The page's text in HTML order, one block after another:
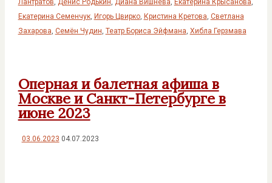
Лантратов, Денис Родькин, Диана Вишнёва, Екатерина Крысанова,
Екатерина Семенчук, Игорь Цвирко, Кристина Кретова, Светлана
Захарова, Семён Чудин, Театр Бориса Эйфмана, Хибла Герзмава
Оперная и балетная афиша в
Москве и Санкт-Петербурге в
июне 2023
03.06.2023 04.07.2023